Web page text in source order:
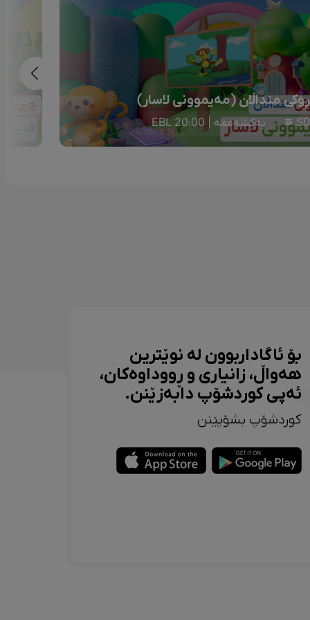
منداڵان (مەیموونی لاسار)
یەکشەممە | 20:00 EBL
بۆ ئاگاداربوون لە نوێترین
هەواڵ، زانیاری و ڕووداوەکان،
ئەپی کوردشۆپ دابەزێنن.
کوردشۆپ بشۆپێنن